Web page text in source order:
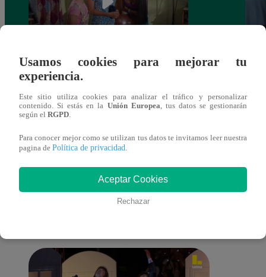
Valentina Valiente capítulo 44: Kathy y
Jenny atan cabos sobre la relación entre
Elsa y Wilfredo!
También te puede
interesar
Usamos cookies para mejorar tu
experiencia.
Este sitio utiliza cookies para analizar el tráfico y personalizar
contenido. Si estás en la Unión Europea , tus datos se gestionarán
según el RGPD
Para conocer mejor como se utilizan tus datos te invitamos leer nuestra
pagina de Política de privacidad
Aceptar Cookies
Rechazar